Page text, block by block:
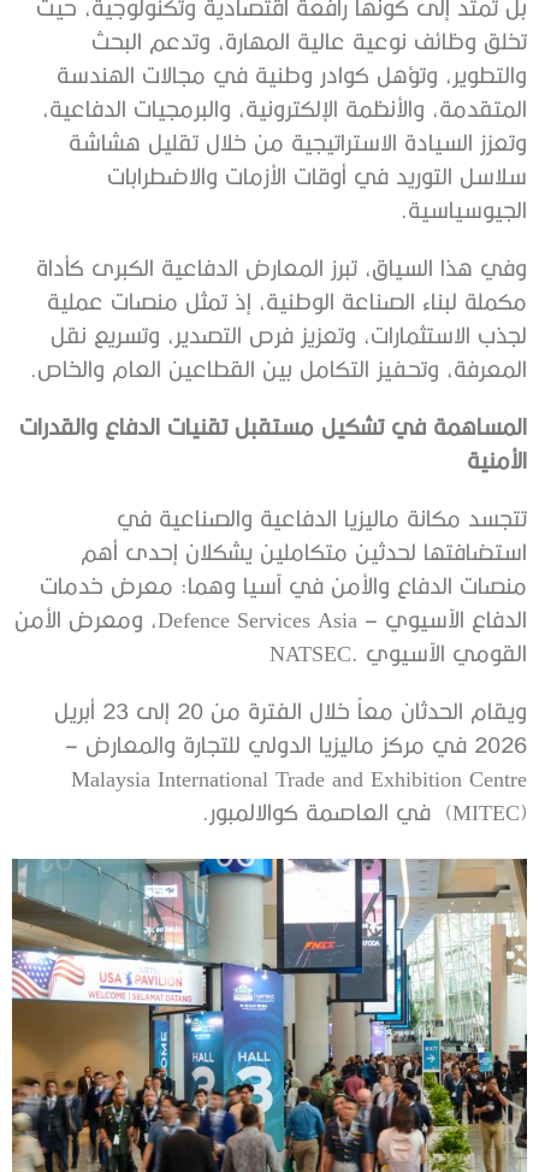
بل تمتد إلى كونها رافعة اقتصادية وتكنولوجية، حيث
تخلق وظائف نوعية عالية المهارة، وتدعم البحث
والتطوير، وتؤهل كوادر وطنية في مجالات الهندسة
المتقدمة، والأنظمة الإلكترونية، والبرمجيات الدفاعية،
وتعزز السيادة الاستراتيجية من خلال تقليل هشاشة
سلاسل التوريد في أوقات الأزمات والاضطرابات
الجيوسياسية.
وفي هذا السياق، تبرز المعارض الدفاعية الكبرى كأداة
مكملة لبناء الصناعة الوطنية، إذ تمثل منصات عملية
لجذب الاستثمارات، وتعزيز فرص التصدير، وتسريع نقل
المعرفة، وتحفيز التكامل بين القطاعين العام والخاص.
المساهمة في تشكيل مستقبل تقنيات الدفاع والقدرات
الأمنية
تتجسد مكانة ماليزيا الدفاعية والصناعية في
استضافتها لحدثين متكاملين يشكلان إحدى أهم
منصات الدفاع والأمن في آسيا وهما: معرض خدمات
الدفاع الآسيوي – Defence Services Asia، ومعرض الأمن
القومي الآسيوي .NATSEC
ويقام الحدثان معاً خلال الفترة من 20 إلى 23 أبريل
2026 في مركز ماليزيا الدولي للتجارة والمعارض –
Malaysia International Trade and Exhibition Centre
(MITEC) في العاصمة كوالالمبور.